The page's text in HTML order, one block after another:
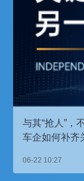
与其“抢人”，
车企如何补齐
06-22 10:27